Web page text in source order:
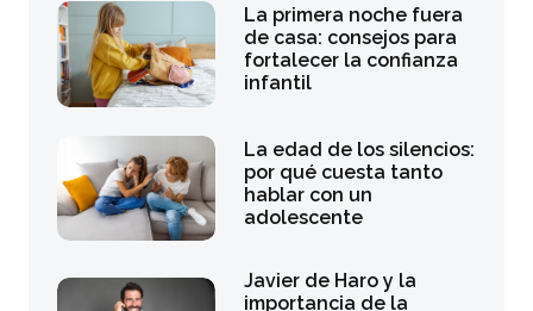
La primera noche fuera
de casa: consejos para
fortalecer la confianza
infantil
La edad de los silencios:
por qué cuesta tanto
hablar con un
adolescente
Javier de Haro y la
importancia de la